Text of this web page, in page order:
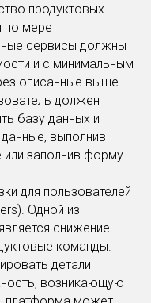
продуктовых
по мере
сервисы должны
и с минимальным
описанные выше
должен
базу данных и
выполнив
заполнив форму
для пользователей
Одной из
снижение
команды.
детали
возникающую